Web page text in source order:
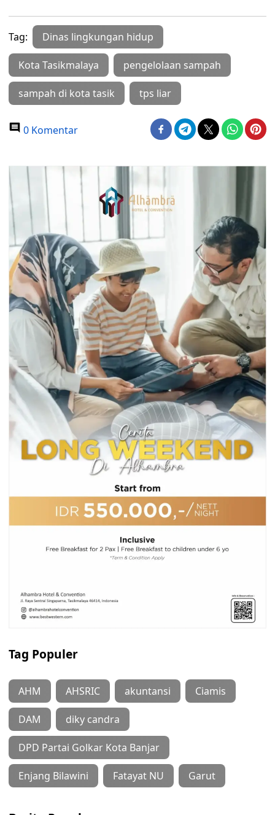
Tag: Dinas lingkungan hidup
Kota Tasikmalaya pengelolaan sampah
sampah di kota tasik tps liar
0 Komentar
Tag Populer
AHM AHSRIC akuntansi Ciamis
DAM diky candra
DPD Partai Golkar Kota Banjar
Enjang Bilawini Fatayat NU Garut